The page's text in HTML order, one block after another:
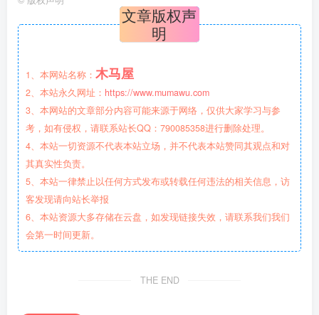
文章版权声
明
1、本网站名称： 木马屋
2、本站永久网址： https://www.mumawu.com
3、本网站的文章部分内容可能来源于网络，仅供大家学习与参
考，如有侵权，请联系站长QQ：790085358进行删除处理。
4、本站一切资源不代表本站立场，并不代表本站赞同其观点和对
其真实性负责。
5、本站一律禁止以任何方式发布或转载任何违法的相关信息，访
客发现请向站长举报
6、本站资源大多存储在云盘，如发现链接失效，请联系我们我们
会第一时间更新。
THE END